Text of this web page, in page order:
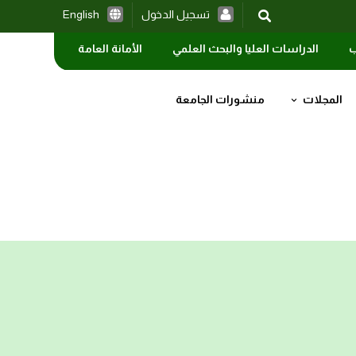
English تسجيل الدخول
الدراسات العليا والبحث العلمي الأمانة العامة
المجلات منشورات الجامعة